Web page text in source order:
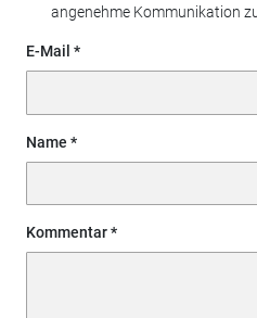
angenehme Kommunikation
E-Mail
Name
Kommentar